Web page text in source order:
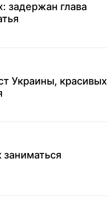
задержан глава
Украины, красивых